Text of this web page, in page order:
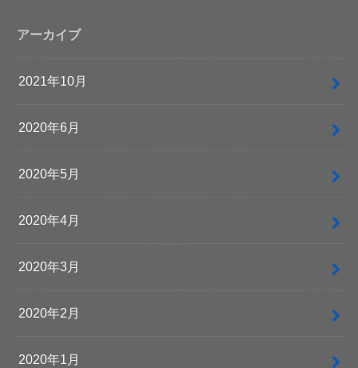
アーカイブ
2021年10月
2020年6月
2020年5月
2020年4月
2020年3月
2020年2月
2020年1月